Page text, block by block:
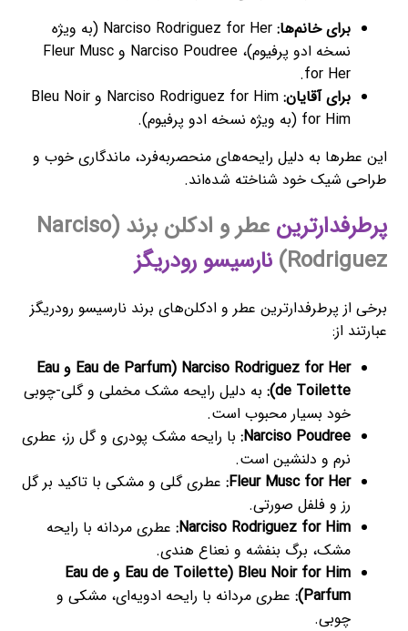
برای خانم‌ها:
Narciso Rodriguez for Her (به ویژه
نسخه ادو پرفیوم)، Narciso Poudree و Fleur Musc
for Her.
برای آقایان:
Narciso Rodriguez for Him و Bleu Noir
for Him (به ویژه نسخه ادو پرفیوم).
این عطرها به دلیل رایحه‌های منحصربه‌فرد، ماندگاری خوب و
طراحی شیک خود شناخته شده‌اند.
پرطرفدارترین
عطر و ادکلن برند (Narciso
Rodriguez) نارسیسو رودریگز
برخی از پرطرفدارترین عطر و ادکلن‌های برند نارسیسو رودریگز
عبارتند از:
Narciso Rodriguez for Her (Eau de Parfum و Eau
de Toilette): به دلیل رایحه مشک مخملی و گلی-چوبی
خود بسیار محبوب است.
Narciso Poudree: با رایحه مشک پودری و گل رز، عطری
نرم و دلنشین است.
Fleur Musc for Her: عطری گلی و مشکی با تاکید بر گل
رز و فلفل صورتی.
Narciso Rodriguez for Him: عطری مردانه با رایحه
مشک، برگ بنفشه و نعناع هندی.
Bleu Noir for Him (Eau de Toilette و Eau de
Parfum): عطری مردانه با رایحه ادویه‌ای، مشکی و
چوبی.